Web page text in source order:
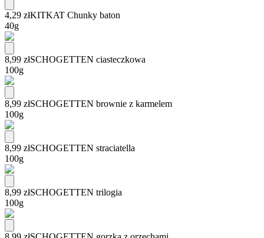
4,29 złKITKAT Chunky baton
40g
8,99 złSCHOGETTEN ciasteczkowa
100g
8,99 złSCHOGETTEN brownie z karmelem
100g
8,99 złSCHOGETTEN straciatella
100g
8,99 złSCHOGETTEN trilogia
100g